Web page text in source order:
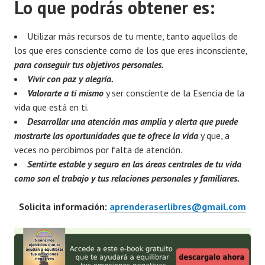
Lo que podrás obtener es:
Utilizar más recursos de tu mente, tanto aquellos de
los que eres consciente como de los que eres inconsciente,
para conseguir tus objetivos personales.
Vivir con paz y alegría.
Valorarte a ti mismo y ser consciente de la Esencia de la
vida que está en ti.
Desarrollar una atención mas amplia y alerta que puede
mostrarte las oportunidades que te ofrece la vida y que, a
veces no percibimos por falta de atención.
Sentirte estable y seguro en las áreas centrales de tu vida
como son el trabajo y tus relaciones personales y familiares.
Solicita información: aprenderaserlibres@gmail.com